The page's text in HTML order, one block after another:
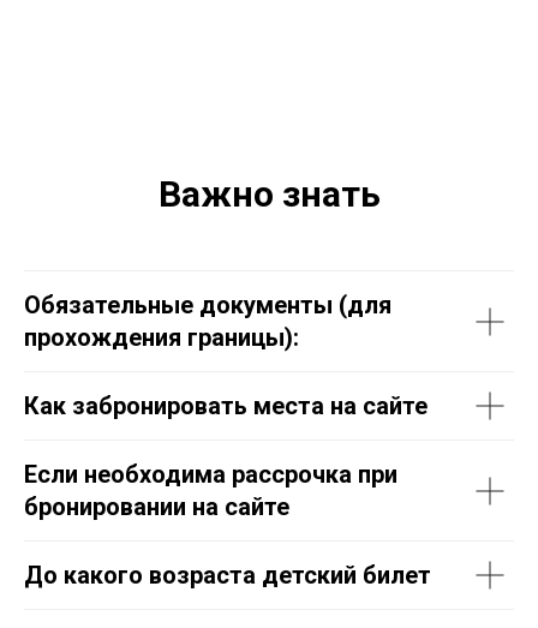
Важно знать
Обязательные документы (для
прохождения границы):
Как забронировать места на сайте
Если необходима рассрочка при
бронировании на сайте
До какого возраста детский билет